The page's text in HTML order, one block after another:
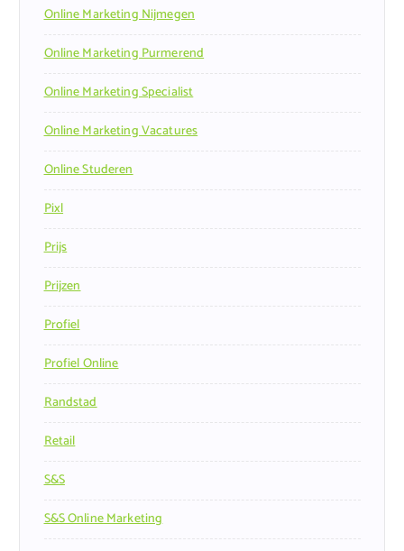
Online Marketing Nijmegen
Online Marketing Purmerend
Online Marketing Specialist
Online Marketing Vacatures
Online Studeren
Pixl
Prijs
Prijzen
Profiel
Profiel Online
Randstad
Retail
S&s
S&s Online Marketing